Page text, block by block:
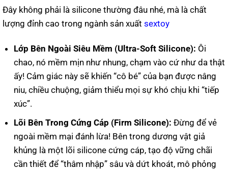
Đây không phải là silicone thường đâu nhé, mà là chất
lượng đỉnh cao trong ngành sản xuất sextoy
Lớp Bên Ngoài Siêu Mềm (Ultra-Soft Silicone): Ôi
chao, nó mềm mịn như nhung, chạm vào cứ như da thật
ấy! Cảm giác này sẽ khiến “cô bé” của bạn được nâng
niu, chiều chuộng, giảm thiểu mọi sự khó chịu khi “tiếp
xúc”.
Lõi Bên Trong Cứng Cáp (Firm Silicone): Đừng để vẻ
ngoài mềm mại đánh lừa! Bên trong dương vật giả
khủng là một lõi silicone cứng cáp, tạo độ vững chãi
cần thiết để “thâm nhập” sâu và dứt khoát, mô phỏng